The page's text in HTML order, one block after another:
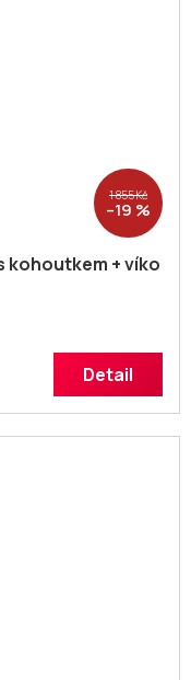
1 855 Kč
–19 %
kohoutkem + víko
Detail